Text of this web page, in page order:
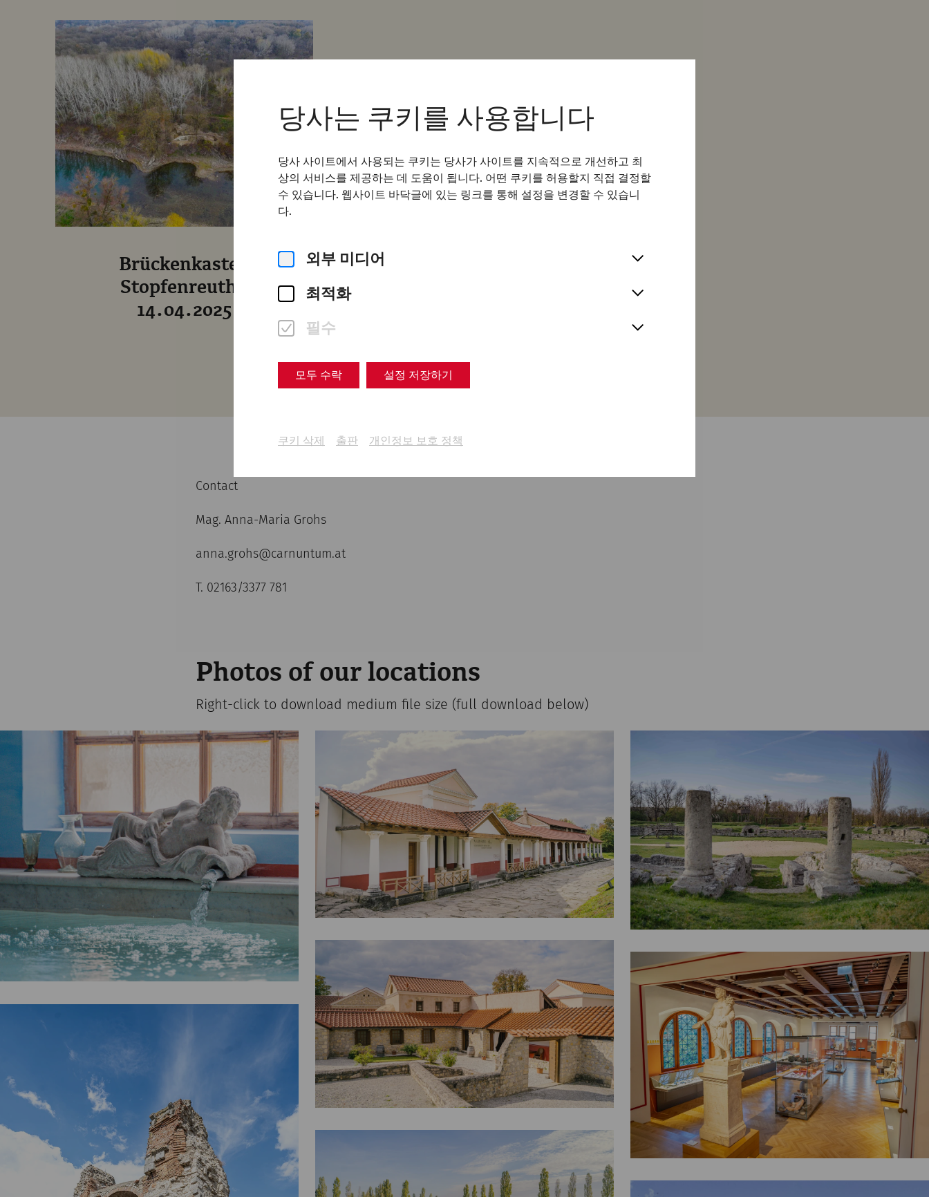
당사는 쿠키를 사용합니다
당사 사이트에서 사용되는 쿠키는 당사가 사이트를 지속적으로 개선하고 최
상의 서비스를 제공하는 데 도움이 됩니다. 어떤 쿠키를 허용할지 직접 결정할
수 있습니다. 웹사이트 바닥글에 있는 링크를 통해 설정을 변경할 수 있습니
다.
외부 미디어
최적화
필수
모두 수락 설정 저장하기
쿠키 삭제 출판 개인정보 보호 정책
Brückenkastell
Stopfenreuth -
14.04.2025
Contact
Mag. Anna-Maria Grohs
anna.grohs@carnuntum.at
T. 02163/3377 781
Photos of our locations
Right-click to download medium file size (full download below)